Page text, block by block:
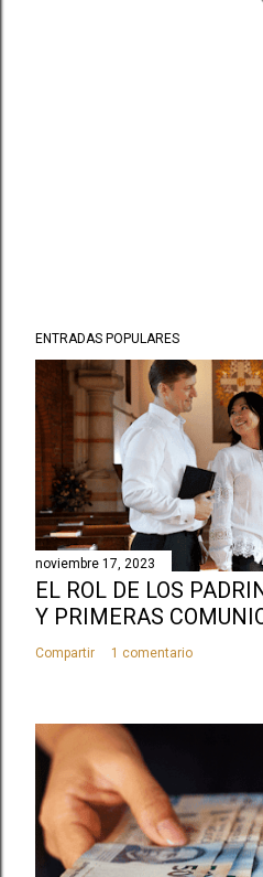
ENTRADAS POPULARES
noviembre 17, 2023
EL ROL DE LOS
Y PRIMERAS
Compartir 1 comentario